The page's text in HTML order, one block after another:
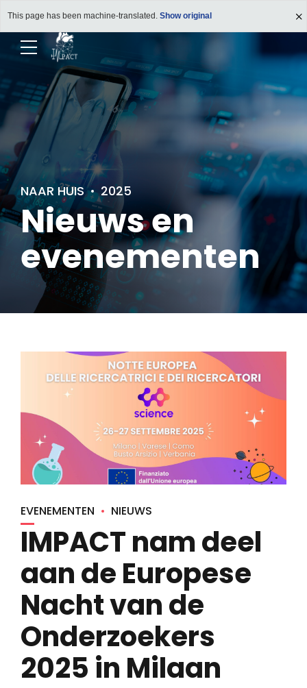
This page has been machine-translated. Show original
NAAR HUIS 2025
Nieuws en
evenementen
EVENEMENTEN NIEUWS
IMPACT nam deel
aan de Europese
Nacht van de
Onderzoekers
2025 in Milaan